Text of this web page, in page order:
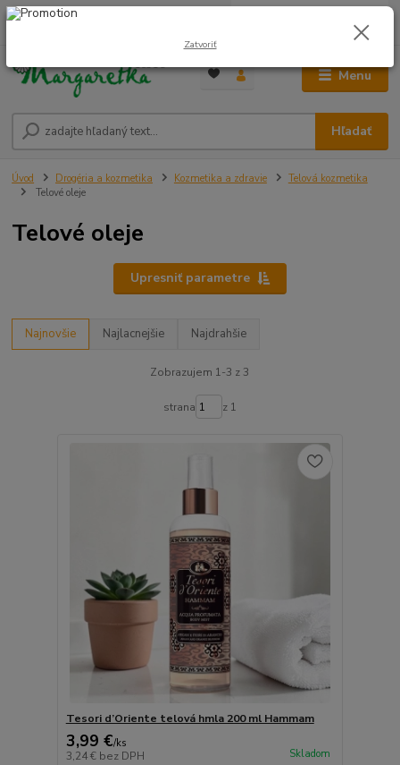
Menu
Hľadať
0948 236 042
0,00 €
Úvod Drogéria a kozmetika Kozmetika a zdravie
Telová kozmetika
Telové oleje
Telové oleje
Upresniť parametre
Najnovšie Najlacnejšie Najdrahšie
Zobrazujem 1-3 z 3
strana z 1
Tesori d’Oriente telová hmla 200 ml Hammam
3,99 €/ks
3,24 € bez DPH Skladom
Zatvoriť